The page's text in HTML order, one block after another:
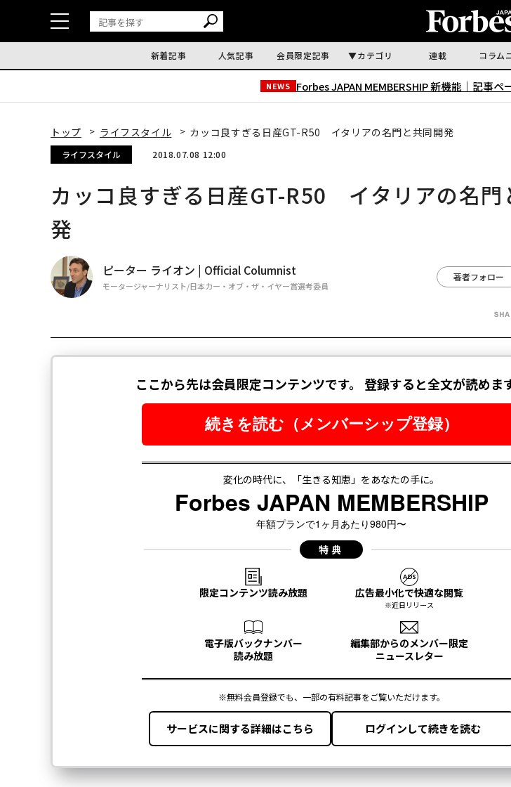
新着記事 人気記事 会員限定記事 カテゴリ 連載 コラム
NEWS Forbes JAPAN MEMBERSHIP 新機能｜ 記事ペ
トップ ライフスタイル カッコ良すぎる日産GT-R50 イタリアの名門と共同開発
ライフスタイル 2018.07.08 12:00
カッコ良すぎる日産GT-R50 イタリアの名門
発
ピーター ライオン | Official Columnist
モータージャーナリスト/日本カー・オブ・ザ・イヤー賞選考委員
著者フォロー